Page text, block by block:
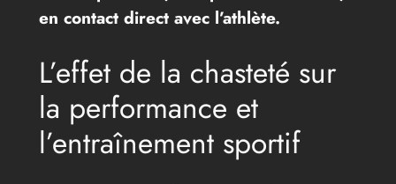
en contact direct avec l’athlète.
L’effet de la chasteté sur
la performance et
l’entraînement sportif